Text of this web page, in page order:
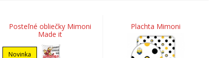
Posteľné obliečky Mimoni
Made it
Novinka
Plachta Mimoni